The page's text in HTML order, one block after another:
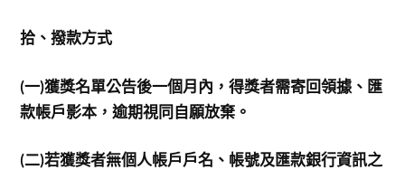
拾、撥款方式
(一)獲獎名單公告後一個月內，得獎者需寄回領據、匯
款帳戶影本，逾期視同自願放棄。
(二)若獲獎者無個人帳戶戶名、帳號及匯款銀行資訊之